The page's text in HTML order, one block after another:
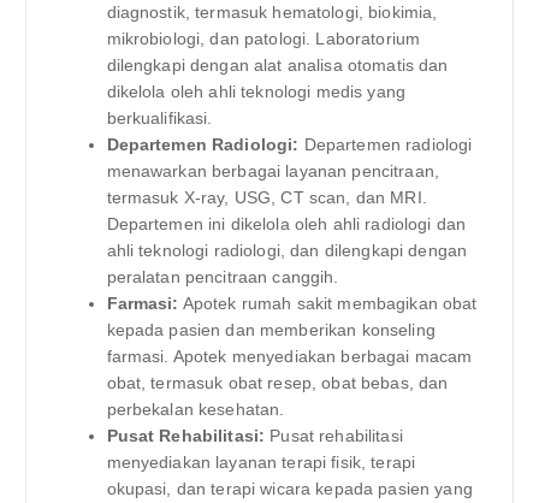
diagnostik, termasuk hematologi, biokimia,
mikrobiologi, dan patologi. Laboratorium
dilengkapi dengan alat analisa otomatis dan
dikelola oleh ahli teknologi medis yang
berkualifikasi.
Departemen Radiologi: Departemen radiologi
menawarkan berbagai layanan pencitraan,
termasuk X-ray, USG, CT scan, dan MRI.
Departemen ini dikelola oleh ahli radiologi dan
ahli teknologi radiologi, dan dilengkapi dengan
peralatan pencitraan canggih.
Farmasi: Apotek rumah sakit membagikan obat
kepada pasien dan memberikan konseling
farmasi. Apotek menyediakan berbagai macam
obat, termasuk obat resep, obat bebas, dan
perbekalan kesehatan.
Pusat Rehabilitasi: Pusat rehabilitasi
menyediakan layanan terapi fisik, terapi
okupasi, dan terapi wicara kepada pasien yang